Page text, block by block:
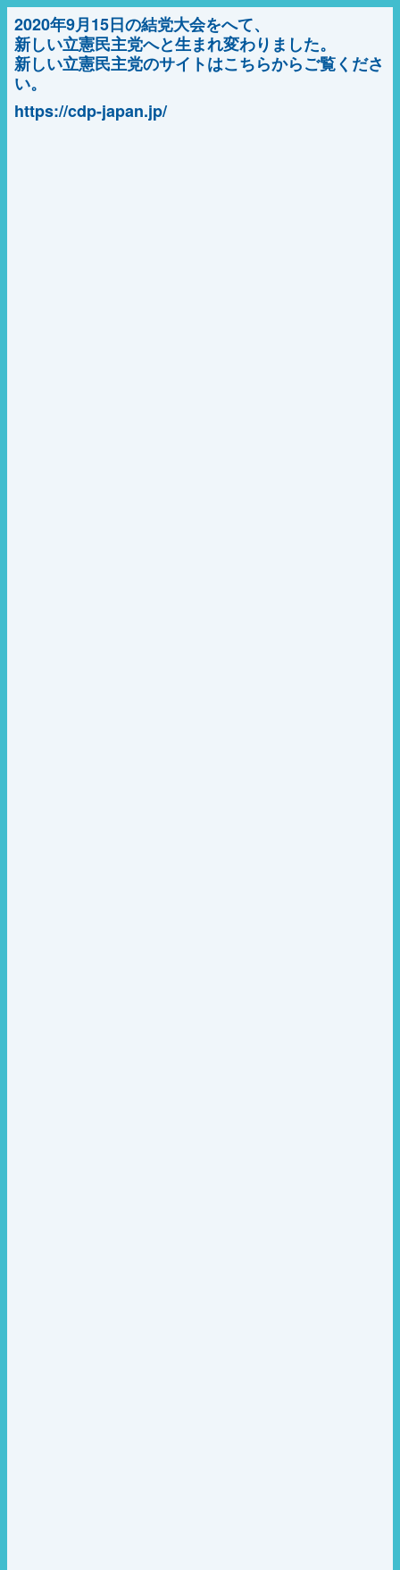
2020年9月15日の結党大会をへて、
新しい立憲民主党へと生まれ変わりました。
新しい立憲民主党のサイトはこちらからご覧くださ
い。
https://cdp-japan.jp/